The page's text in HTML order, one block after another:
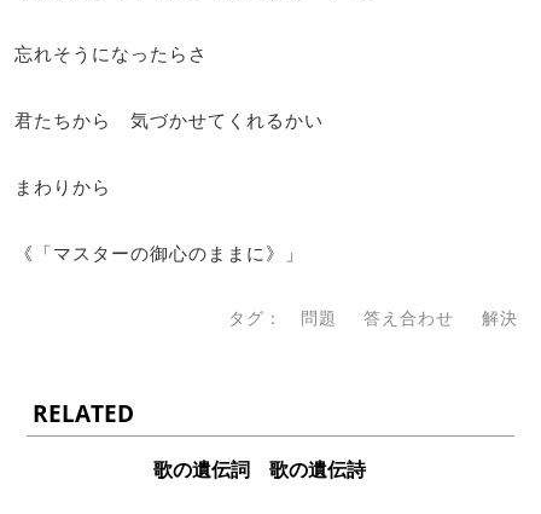
忘れそうになったらさ
君たちから 気づかせてくれるかい
まわりから
《「マスターの御心のままに》」
タグ： 問題 答え合わせ 解決
RELATED
歌の遺伝詞 歌の遺伝詩